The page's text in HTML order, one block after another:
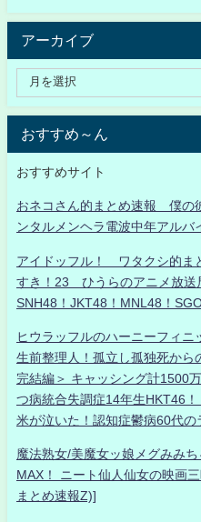
アーカイブ
おすすめ～ん
おすすめサイト
おネコさん的まとめ速報 僕の
ンタルメンヘラ電波中年アル
アイドッフル！ ワタクシ的ま
すき！23 ひうらのアニメ放送
SNH48！JKT48！MNL48！
ヒウラッフルのハーニーフィニ
生前整理人！孤立し孤独死から
完結編＞ キャッシング計1500
つ病統合失調症14年生HKT46
米が泣いた！認知症鬱病60代の
魔法熟女/美魔女ッ娘メグみみ
MAX！ ニート仙人仙女の映画
まとめ速報Z)]